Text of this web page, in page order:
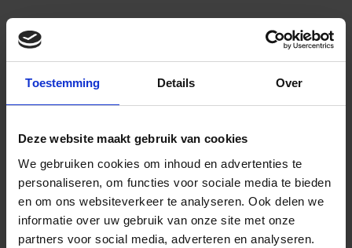
Toestemming Details Over
Deze website maakt gebruik van cookies
We gebruiken cookies om inhoud en advertenties te
personaliseren, om functies voor sociale media te bieden
en om ons websiteverkeer te analyseren. Ook delen we
informatie over uw gebruik van onze site met onze
partners voor social media, adverteren en analyseren.